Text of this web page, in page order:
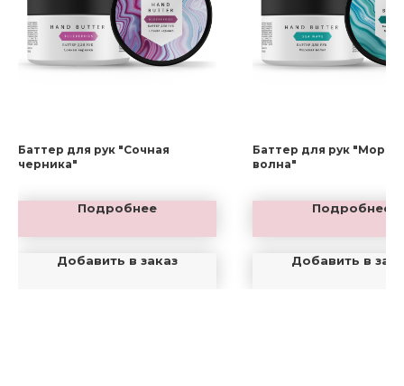
Баттер для рук "Сочная
черника"
Подробнее
Добавить в заказ
Баттер для рук
волна"
Подробнее
Добавить в